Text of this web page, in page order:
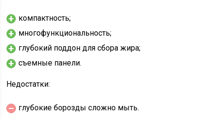
компактность;
многофункциональность;
глубокий поддон для сбора жира;
съемные панели.
Недостатки:
глубокие борозды сложно мыть.